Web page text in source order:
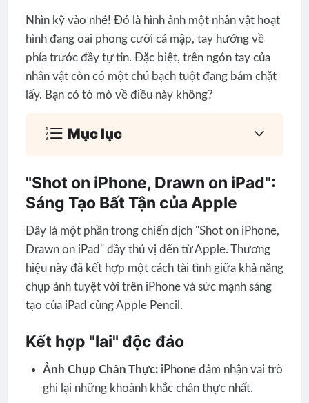
Nhìn kỹ vào nhé! Đó là hình ảnh một nhân vật hoạt
hình đang oai phong cưỡi cá mập, tay hướng về
phía trước đầy tự tin. Đặc biệt, trên ngón tay của
nhân vật còn có một chú bạch tuột đang bám chặt
lấy. Bạn có tò mò về điều này không?
Mục lục
"Shot on iPhone, Drawn on iPad":
Sáng Tạo Bất Tận của Apple
Đây là một phần trong chiến dịch "Shot on iPhone,
Drawn on iPad" đầy thú vị đến từ Apple. Thương
hiệu này đã kết hợp một cách tài tình giữa khả năng
chụp ảnh tuyệt vời trên iPhone và sức mạnh sáng
tạo của iPad cùng Apple Pencil.
Kết hợp "lai" độc đáo
Ảnh Chụp Chân Thực:iPhone đảm nhận vai trò
ghi lại những khoảnh khắc chân thực nhất.